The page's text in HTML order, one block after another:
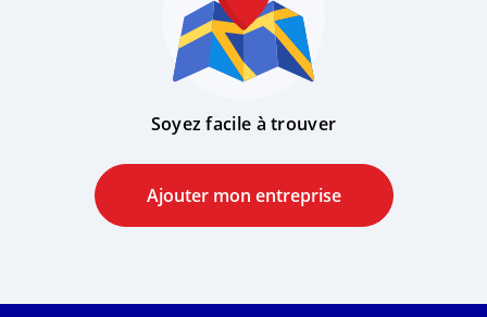
Soyez facile à trouver
Ajouter mon entreprise